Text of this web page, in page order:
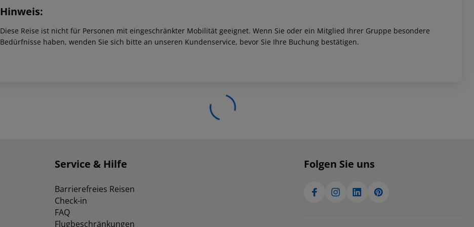
Hinweis:
Diese Reise ist nicht für Personen mit eingeschränkter Mobilität geeignet. Wenn Sie oder ein Mitglied Ihrer Gruppe besondere
Bedürfnisse haben, wenden Sie sich bitte an unseren Kundenservice, bevor Sie Ihre Buchung bestätigen.
Service & Hilfe
Barrierefreies Reisen
Check-in
FAQ
Flugbeschränkungen
Folgen Sie uns